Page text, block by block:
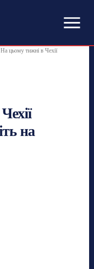
На цьому тижні в Чехії
на